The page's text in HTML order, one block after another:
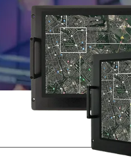
船舶等級工業電腦
船舶等級顯示器
船舶等級嵌入式電腦
不鏽鋼等級
不鏽鋼工業電腦
不鏽鋼工業顯示器